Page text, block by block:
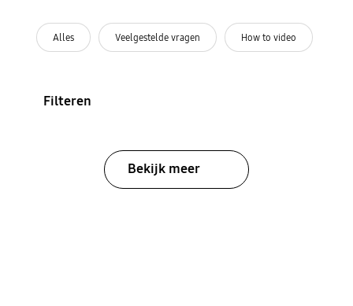
Alles Veelgestelde vragen How to video
Filteren
Bekijk meer